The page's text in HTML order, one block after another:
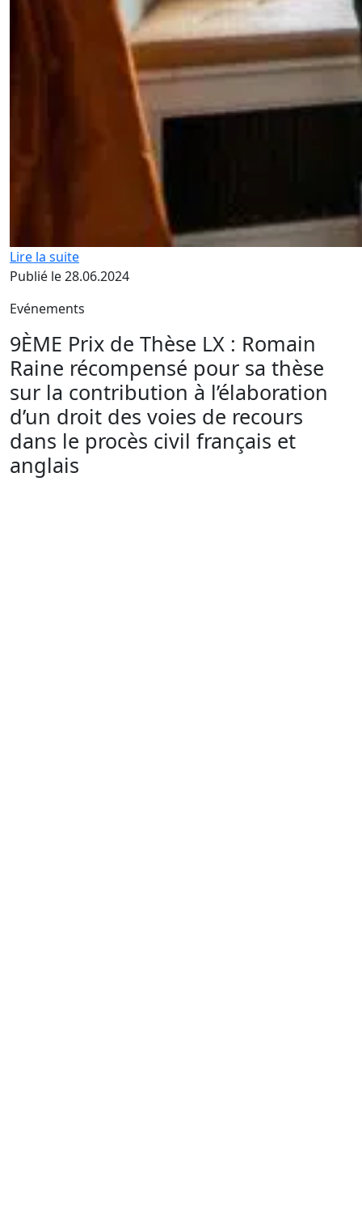
Lire la suite
Publié le 28.06.2024
Evénements
9ÈME Prix de Thèse LX : Romain
Raine récompensé pour sa thèse
sur la contribution à l’élaboration
d’un droit des voies de recours
dans le procès civil français et
anglais